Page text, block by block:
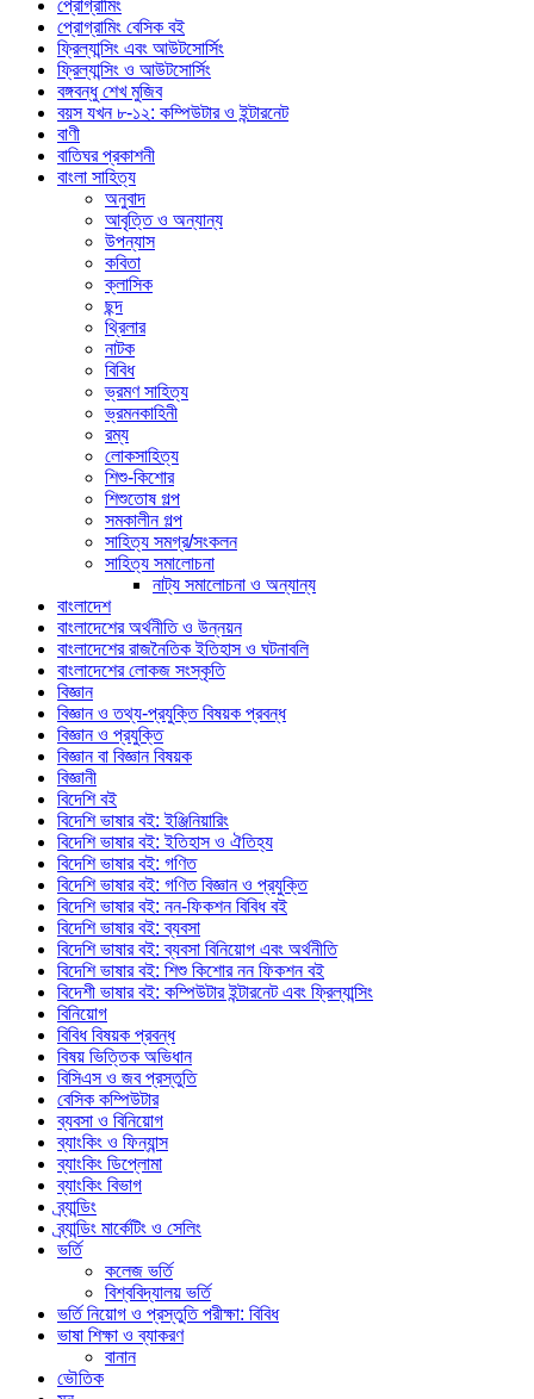
প্রোগ্রামিং
প্রোগ্রামিং বেসিক বই
ফ্রিল্যান্সিং এবং আউটসোর্সিং
ফ্রিল্যান্সিং ও আউটসোর্সিং
বঙ্গবন্ধু শেখ মুজিব
বয়স যখন ৮-১২: কম্পিউটার ও ইন্টারনেট
বাণী
বাতিঘর প্রকাশনী
বাংলা সাহিত্য
অনুবাদ
আবৃত্তি ও অন্যান্য
উপন্যাস
কবিতা
ক্লাসিক
ছন্দ
থ্রিলার
নাটক
বিবিধ
ভ্রমণ সাহিত্য
ভ্রমনকাহিনী
রম্য
লোকসাহিত্য
শিশু-কিশোর
শিশুতোষ গল্প
সমকালীন গল্প
সাহিত্য সমগ্র/সংকলন
সাহিত্য সমালোচনা
নাট্য সমালোচনা ও অন্যান্য
বাংলাদেশ
বাংলাদেশের অর্থনীতি ও উন্নয়ন
বাংলাদেশের রাজনৈতিক ইতিহাস ও ঘটনাবলি
বাংলাদেশের লোকজ সংস্কৃতি
বিজ্ঞান
বিজ্ঞান ও তথ্য-প্রযুক্তি বিষয়ক প্রবন্ধ
বিজ্ঞান ও প্রযুক্তি
বিজ্ঞান বা বিজ্ঞান বিষয়ক
বিজ্ঞানী
বিদেশি বই
বিদেশি ভাষার বই: ইঞ্জিনিয়ারিং
বিদেশি ভাষার বই: ইতিহাস ও ঐতিহ্য
বিদেশি ভাষার বই: গণিত
বিদেশি ভাষার বই: গণিত বিজ্ঞান ও প্রযুক্তি
বিদেশি ভাষার বই: নন-ফিকশন বিবিধ বই
বিদেশি ভাষার বই: ব্যবসা
বিদেশি ভাষার বই: ব্যবসা বিনিয়োগ এবং অর্থনীতি
বিদেশি ভাষার বই: শিশু কিশোর নন ফিকশন বই
বিদেশী ভাষার বই: কম্পিউটার ইন্টারনেট এবং ফ্রিল্যান্সিং
বিনিয়োগ
বিবিধ বিষয়ক প্রবন্ধ
বিষয় ভিত্তিক অভিধান
বিসিএস ও জব প্রস্তুতি
বেসিক কম্পিউটার
ব্যবসা ও বিনিয়োগ
ব্যাংকিং ও ফিন্যান্স
ব্যাংকিং ডিপ্লোমা
ব্যাংকিং বিভাগ
ব্র্যান্ডিং
ব্র্যান্ডিং মার্কেটিং ও সেলিং
ভর্তি
কলেজ ভর্তি
বিশ্ববিদ্যালয় ভর্তি
ভর্তি নিয়োগ ও প্রস্তুতি পরীক্ষা: বিবিধ
ভাষা শিক্ষা ও ব্যাকরণ
বানান
ভৌতিক